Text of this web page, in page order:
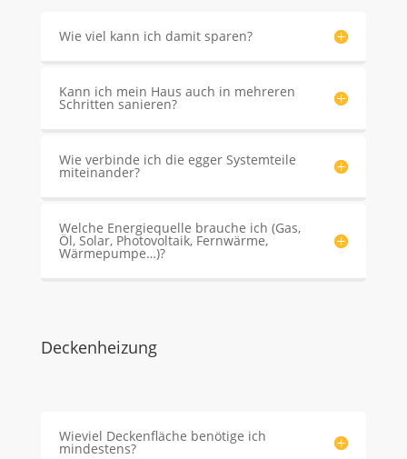
Wie viel kann ich damit sparen?
Kann ich mein Haus auch in mehreren
Schritten sanieren?
Wie verbinde ich die egger Systemteile
miteinander?
Welche Energiequelle brauche ich (Gas,
Öl, Solar, Photovoltaik, Fernwärme,
Wärmepumpe…)?
Deckenheizung
Wieviel Deckenfläche benötige ich
mindestens?